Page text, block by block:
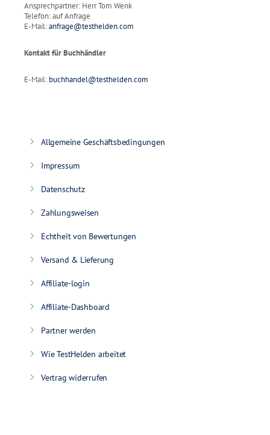
Ansprechpartner: Herr Tom Wenk
Telefon: auf Anfrage
E-Mail:anfrage@testhelden.com
Kontakt für Buchhändler
E-Mail: buchhandel@testhelden.com
Allgemeine Geschäftsbedingungen
Impressum
Datenschutz
Zahlungsweisen
Echtheit von Bewertungen
Versand & Lieferung
Affiliate-login
Affiliate-Dashboard
Partner werden
Wie TestHelden arbeitet
Vertrag widerrufen